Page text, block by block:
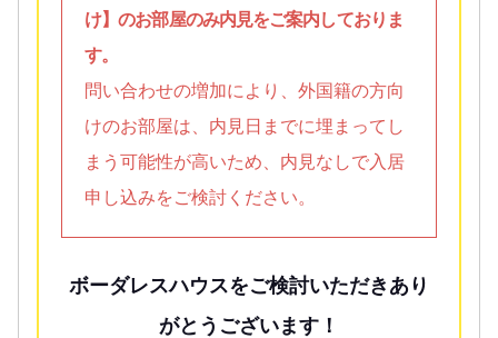
け】のお部屋のみ内見をご案内しておりま
す。
問い合わせの増加により、外国籍の方向
けのお部屋は、内見日までに埋まってし
まう可能性が高いため、内見なしで入居
申し込みをご検討ください。
ボーダレスハウスをご検討いただきあり
がとうございます！